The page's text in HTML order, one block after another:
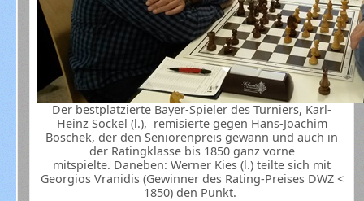
Der bestplatzierte Bayer-Spieler des Turniers, Karl-
Heinz Sockel (l.), remisierte gegen Hans-Joachim
Boschek, der den Seniorenpreis gewann und auch in
der Ratingklasse bis 1850 ganz vorne
mitspielte. Daneben: Werner Kies (l.) teilte sich mit
Georgios Vranidis (Gewinner des Rating-Preises DWZ <
1850) den Punkt.